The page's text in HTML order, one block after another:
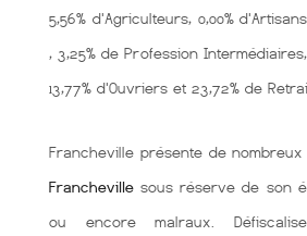
5,56% d'Agriculteurs, 0,00%
, 3,25% de Profession Intermédiaires,
13,77% d'Ouvriers et 23,72% de
Francheville présente de
Francheville sous réserve de son
ou encore malraux.